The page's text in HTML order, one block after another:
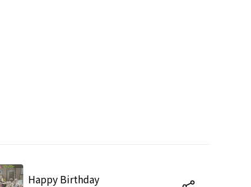
Happy Birthday